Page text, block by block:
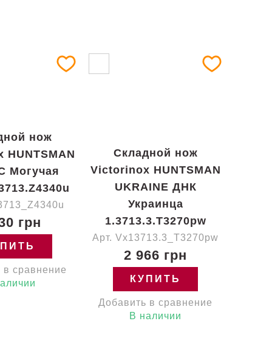
нож
Могучая
грн
в сравнение
Складной нож
Victorinox HUNTSMAN
UKRAINE ДНК
Украинца
1.3713.3.T3270pw
Арт. Vx13713.3_T3270pw
2 966 грн
КУПИТЬ
Добавить в сравнение
В наличии